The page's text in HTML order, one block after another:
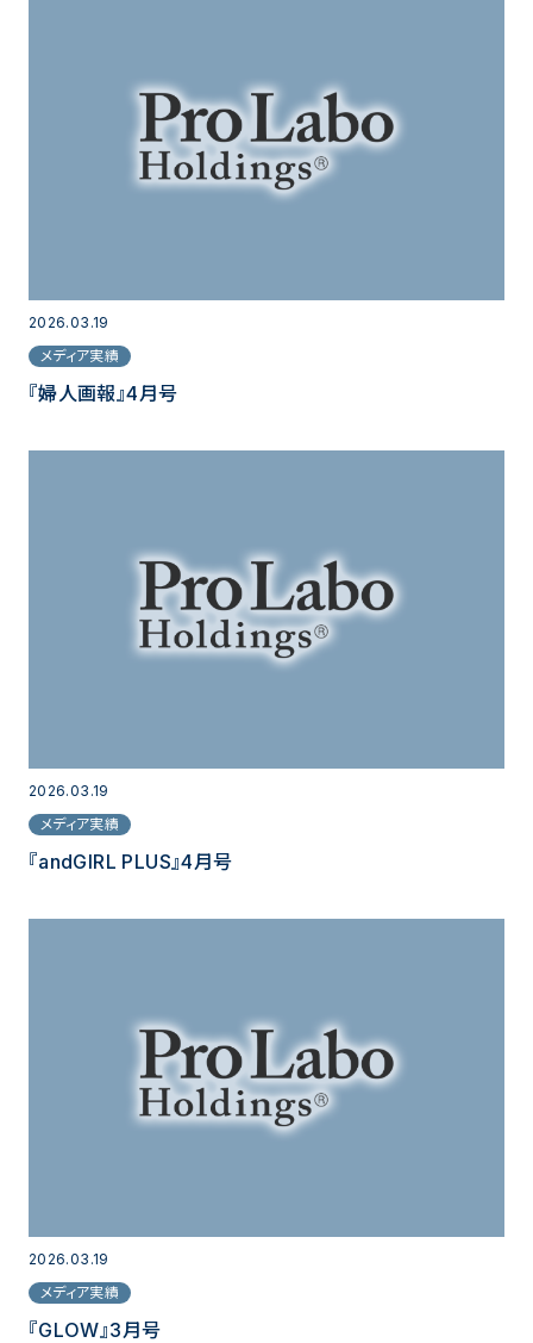
2026.03.19
メディア実績
『婦人画報』4月号
2026.03.19
メディア実績
『andGIRL PLUS』4月号
2026.03.19
メディア実績
『GLOW』3月号